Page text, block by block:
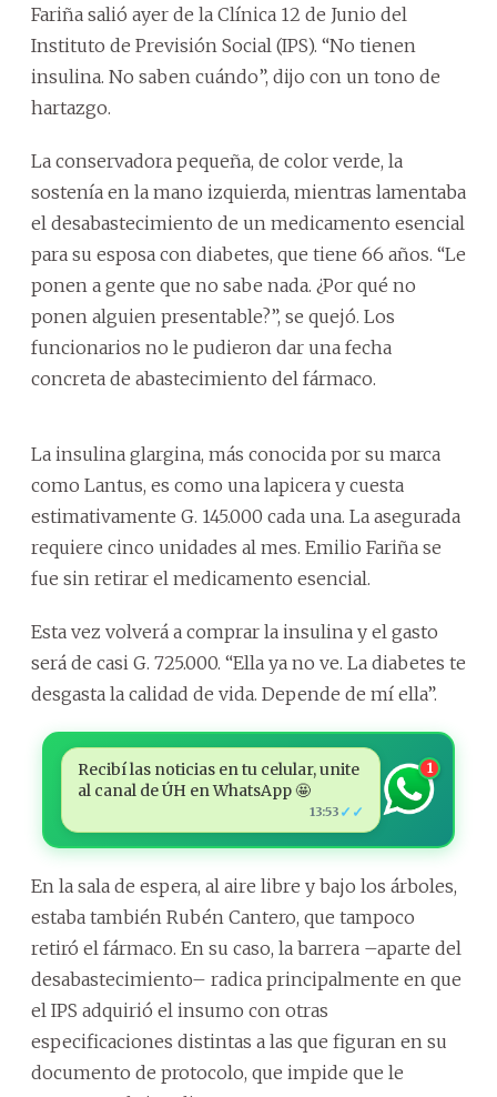
Fariña salió ayer de la Clínica 12 de Junio del
Instituto de Previsión Social (IPS). “No tienen
insulina. No saben cuándo”, dijo con un tono de
hartazgo.
La conservadora pequeña, de color verde, la
sostenía en la mano izquierda, mientras lamentaba
el desabastecimiento de un medicamento esencial
para su esposa con diabetes, que tiene 66 años. “Le
ponen a gente que no sabe nada. ¿Por qué no
ponen alguien presentable?”, se quejó. Los
funcionarios no le pudieron dar una fecha
concreta de abastecimiento del fármaco.
La insulina glargina, más conocida por su marca
como Lantus, es como una lapicera y cuesta
estimativamente G. 145.000 cada una. La asegurada
requiere cinco unidades al mes. Emilio Fariña se
fue sin retirar el medicamento esencial.
Esta vez volverá a comprar la insulina y el gasto
será de casi G. 725.000. “Ella ya no ve. La diabetes te
desgasta la calidad de vida. Depende de mí ella”.
Recibí las noticias en tu celular, unite
al canal de ÚH en WhatsApp 🤩
13:53 ✓✓
1
En la sala de espera, al aire libre y bajo los árboles,
estaba también Rubén Cantero, que tampoco
retiró el fármaco. En su caso, la barrera –aparte del
desabastecimiento– radica principalmente en que
el IPS adquirió el insumo con otras
especificaciones distintas a las que figuran en su
documento de protocolo, que impide que le